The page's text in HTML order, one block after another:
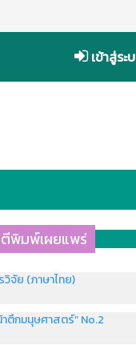
เข้าสู่ระ
พิมพ์เผยแพร่
วิจัย (ภาษาไทย)
ตึกมนุษศาสตร์” No.2